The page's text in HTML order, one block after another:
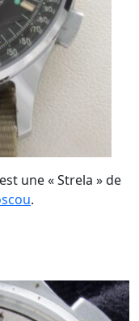
est une « Strela » de
.